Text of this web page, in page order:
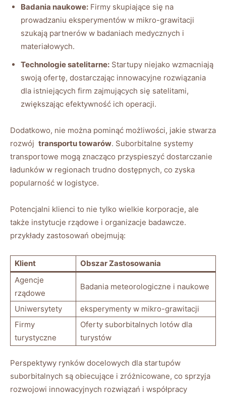
Badania naukowe: ⁣Firmy skupiające⁤ się na‌
prowadzaniu ⁢eksperymentów w mikro-grawitacji
⁤szukają partnerów w badaniach ⁢medycznych i
materiałowych.
Technologie satelitarne: ‍Startupy niejako wzmacniają
swoją ofertę,‍ dostarczając innowacyjne rozwiązania
dla istniejących ⁣firm zajmujących się ‌satelitami,‌
zwiększając efektywność⁤ ich operacji.
Dodatkowo, nie można pominąć możliwości, jakie stwarza
rozwój ⁤ transportu towarów. Suborbitalne systemy
transportowe‌ mogą znacząco ‍przyspieszyć dostarczanie
ładunków w regionach⁣ trudno dostępnych, co zyska
popularność ⁤w⁤ logistyce.
Potencjalni klienci to nie ​tylko wielkie korporacje, ale
także instytucje rządowe i organizacje badawcze.
przykłady zastosowań obejmują:
Klient
Obszar ‍Zastosowania
Agencje
rządowe
Badania meteorologiczne i naukowe
Uniwersytety
eksperymenty ‌w⁢ mikro-grawitacji
Firmy​
turystyczne
Oferty​ suborbitalnych lotów dla
turystów
Perspektywy rynków​ docelowych dla ⁣startupów
suborbitalnych są ‍obiecujące i zróżnicowane, co sprzyja
rozwojowi innowacyjnych‌ rozwiązań i współpracy